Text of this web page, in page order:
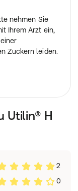
nehmen Sie
Ihrem Arzt ein,
Zuckern leiden.
Utilin® H
2
0